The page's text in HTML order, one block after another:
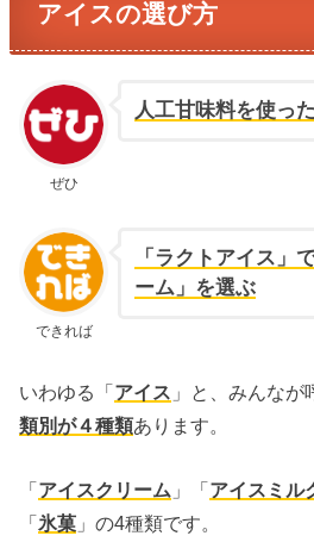
アイスの選び方
ぜひ
人工甘味料を使っ
できれば
「ラクトアイス」
ーム」を選ぶ
いわゆる「アイス 」と、みんな
類別が４種類あります。
「 アイスクリーム 」「 アイスミル
「 氷菓 」の4種類です。